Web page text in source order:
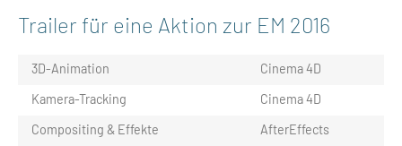
Trailer für eine Aktion zur EM 2016
3D-Animation
Cinema 4D
Kamera-Tracking
Cinema 4D
Compositing & Effekte
AfterEffects